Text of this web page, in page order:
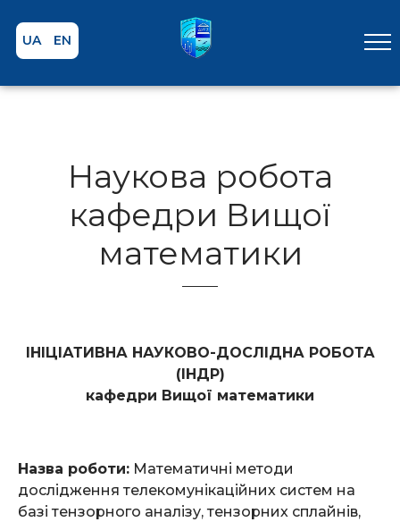
UA EN
Наукова робота
кафедри Вищої
математики
ІНІЦІАТИВНА НАУКОВО-ДОСЛІДНА РОБОТА
(ІНДР)
кафедри Вищої математики
Назва роботи: Математичні методи
дослідження телекомунікаційних систем на
базі тензорного аналізу, тензорних сплайнів,